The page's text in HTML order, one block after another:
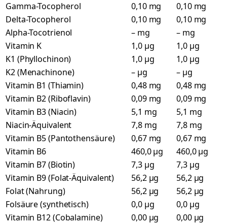
Gamma-Tocopherol
0,10 mg
0,10 mg
Delta-Tocopherol
0,10 mg
0,10 mg
Alpha-Tocotrienol
– mg
– mg
Vitamin K
1,0 µg
1,0 µg
K1 (Phyllochinon)
1,0 µg
1,0 µg
K2 (Menachinone)
– µg
– µg
Vitamin B1 (Thiamin)
0,48 mg
0,48 mg
Vitamin B2 (Riboflavin)
0,09 mg
0,09 mg
Vitamin B3 (Niacin)
5,1 mg
5,1 mg
Niacin-Äquivalent
7,8 mg
7,8 mg
Vitamin B5 (Pantothensäure)
0,67 mg
0,67 mg
Vitamin B6
460,0 µg
460,0 µg
Vitamin B7 (Biotin)
7,3 µg
7,3 µg
Vitamin B9 (Folat-Äquivalent)
56,2 µg
56,2 µg
Folat (Nahrung)
56,2 µg
56,2 µg
Folsäure (synthetisch)
0,0 µg
0,0 µg
Vitamin B12 (Cobalamine)
0,00 µg
0,00 µg